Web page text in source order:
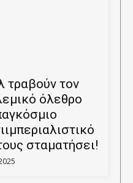
τραβούν τον
όλεθρο
σταματήσει!